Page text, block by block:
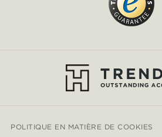
POLITIQUE EN MATIÈRE DE COOKIES